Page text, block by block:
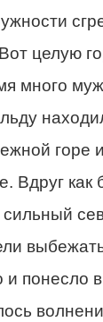
целую
много
горе
Вдруг как
сильный
и понесло